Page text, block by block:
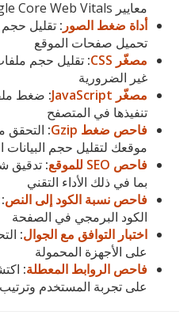
معايير Google Core Web Vitals
أداة ضغط الصور : تقليل
تحميل صفحات الموقع
مصغّر CSS
: تقليل حجم
غير الضرورية
مصغّر JavaScript
:
تنفيذها في المتصفح
فاحص ضغط Gzip
:
موقعك لتقليل حجم البيانات
فاحص SEO للموقع
: تدقيق
بما في ذلك الأداء التقني
فاحص نسبة الكود إلى النص:
الكود البرمجي في الصفحة
اختبار التوافق مع الجوال:
على الأجهزة المحمولة
فاحص الروابط المعطلة:
على تجربة المستخدم